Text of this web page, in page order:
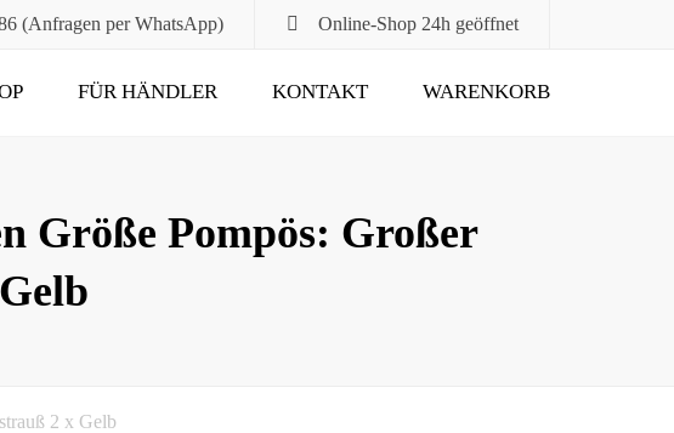
(Anfragen per WhatsApp) Online-Shop 24h geöffnet
Submit
FÜR HÄNDLER KONTAKT WARENKORB
Größe Pompös: Großer
2 x Gelb